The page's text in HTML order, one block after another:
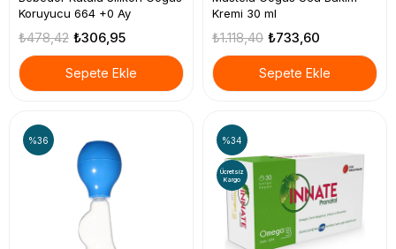
Koruyucu 664 +0 Ay
₺306,95
₺478,42
Sepete Ekle
Kremi 30 ml
₺733,60
₺1.118,40
Sepete Ekle
%36 %34
Ücretsiz
Kargo